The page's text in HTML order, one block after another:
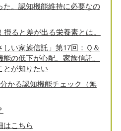
た。認知機能維持に必要なの
ると差が出る栄養素とは。
い家族信託」第17回：Ｑ＆
の低下が心配。家族信託、
とが知りたい
かる認知機能チェック（無
はこちら